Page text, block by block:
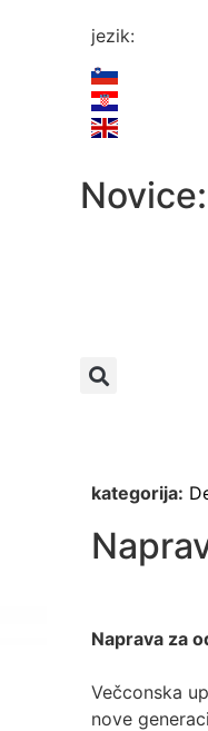
jezik:
Novice:
kategorija:
Naprava za
Večconska
nove